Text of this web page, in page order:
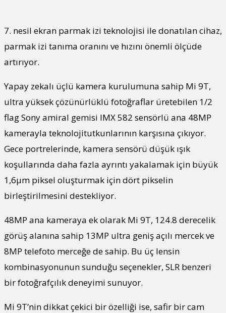
7. nesil ekran parmak izi teknolojisi ile donatılan cihaz,
parmak izi tanıma oranını ve hızını önemli ölçüde
artırıyor.
Yapay zekalı üçlü kamera kurulumuna sahip Mi 9T,
ultra yüksek çözünürlüklü fotoğraflar üretebilen 1/2
flag Sony amiral gemisi IMX 582 sensörlü ana 48MP
kamerayla teknolojitutkunlarının karşısına çıkıyor.
Gece portrelerinde, kamera sensörü düşük ışık
koşullarında daha fazla ayrıntı yakalamak için büyük
1,6μm piksel oluşturmak için dört pikselin
birleştirilmesini destekliyor.
48MP ana kameraya ek olarak Mi 9T, 124.8 derecelik
görüş alanına sahip 13MP ultra geniş açılı mercek ve
8MP telefoto merceğe de sahip. Bu üç lensin
kombinasyonunun sunduğu seçenekler, SLR benzeri
bir fotoğrafçılık deneyimi sunuyor.
Mi 9T’nin dikkat çekici bir özelliği ise, safir bir cam